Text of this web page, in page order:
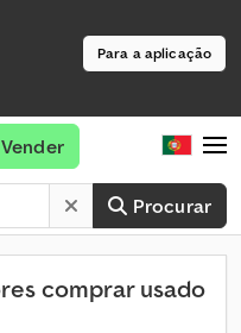
Para a aplicação
Procurar
Vender
comprar usado